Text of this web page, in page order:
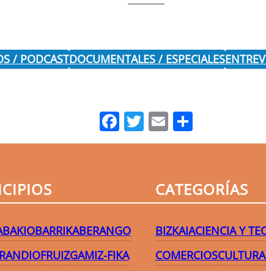
/ PODCASTDOCUMENTALES / ESPECIALES
Facebook
Twitter
Email
BAKIOBARRIKABERANGO
FRUIZGAMIZ-FIKA
CATEGORÍAS
BIZKAIACIENCIA Y
COMERCIOSCULTURA